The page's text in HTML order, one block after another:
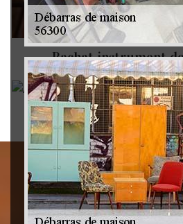
Rachat instrument
Achat